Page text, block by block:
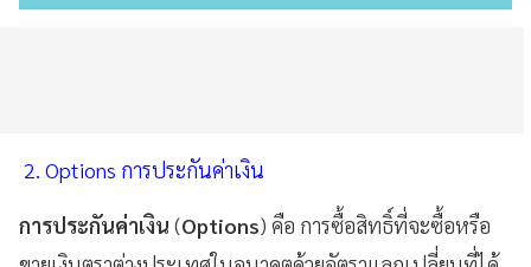
2. Options การประกันค่าเงิน
การประกันค่าเงิน (Options) คือ การซื้อสิทธิ์ที่จะซื้อหรือ